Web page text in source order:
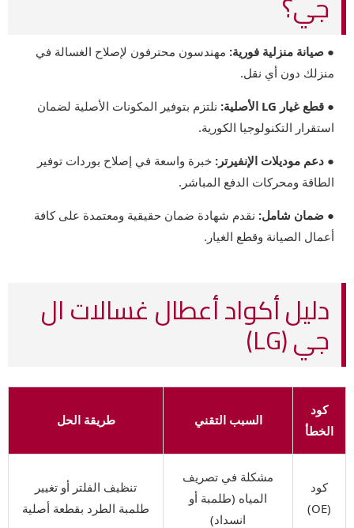
● صيانة منزلية فورية: مهندسون محترفون لإصلاح الغسالة في
منزلك دون أي نقل.
● قطع غيار LG الأصلية:
نلتزم بتوفير المكونات الأصلية لضمان
استقرار التكنولوجيا الكورية.
● دعم موديلات الإنفيرتر: خبرة واسعة في إصلاح بوردات توفير
الطاقة ومحركات الدفع المباشر.
● ضمان شامل: نقدم شهادة ضمان حقيقية ومعتمدة على كافة
أعمال الصيانة وقطع الغيار.
دليل أكواد أعطال غسالات ال
جي (LG)
كود
الخطأ
السبب التقني طريقة الحل
كود
(OE)
مشكلة في تصريف
المياه (طلمبة أو
انسداد)
تنظيف الفلتر أو تغيير
طلمبة الطرد بقطعة أصلية